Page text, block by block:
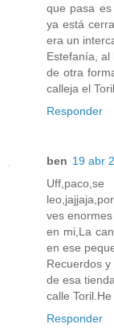
que pasa
ya está
era un
Estefanía,
de otra
calleja el
Responder
ben 19 abr
ves
en mi,La
en ese
Recuerdos
de esa
calle
Responder